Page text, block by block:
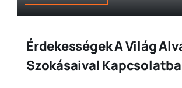
Érdekességek A Világ
Szokásaival